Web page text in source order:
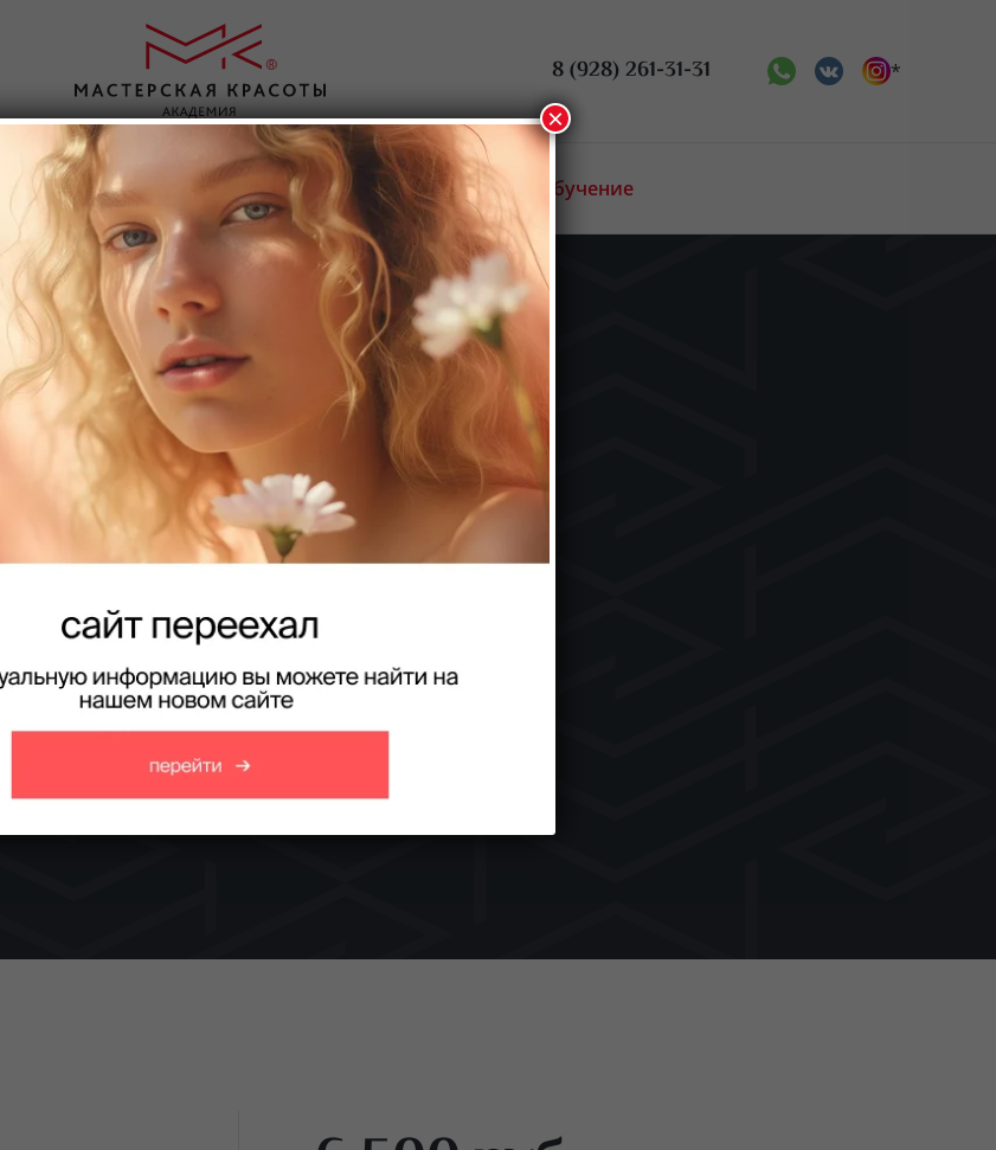
8 (928) 261-31-31 *
макияж
Парикмахерское искусство
сервис
Косметология
косметология
Массаж
Ресницы
О нас
Об академии
Биржа труда
Статьи
Новости
Отзывы
Льготное обучение
Преподаватели
Интернет магазин
Контакты Онлайн обучение
Ногтевой сервис
маникюр
техникам аппаратного маникюра.
Получить консультацию
×